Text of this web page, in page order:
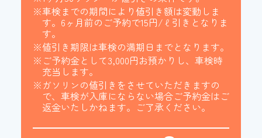
※車検までの期間により値引き額は変動しま
す。6ヶ月前のご予約で15円/ℓ引きとなりま
す。
※値引き期限は車検の満期日までとなります。
※ご予約金として3,000円お預かりし、車検時
充当します。
※ガソリンの値引きをさせていただきますの
で、車検が入庫にならない場合ご予約金はご
返金いたしかねます。ご了承ください。